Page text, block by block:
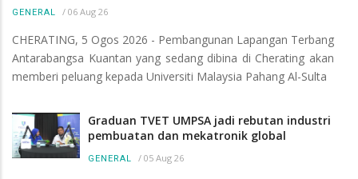
GENERAL / 06 Aug 26
CHERATING, 5 Ogos 2026 - Pembangunan Lapangan Terbang
Antarabangsa Kuantan yang sedang dibina di Cherating akan
memberi peluang kepada Universiti Malaysia Pahang Al-Sulta
Graduan TVET UMPSA jadi rebutan industri
pembuatan dan mekatronik global
GENERAL / 05 Aug 26